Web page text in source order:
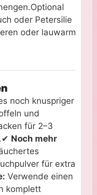
oder Petersilie
oder lauwarm
noch knuspriger
und
für 2–3
✔ Noch mehr
für extra
Verwende einen
komplett